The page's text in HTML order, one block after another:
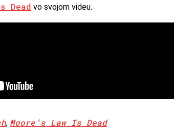
Dead vo svojom videu.
, Moore’s Law Is Dead